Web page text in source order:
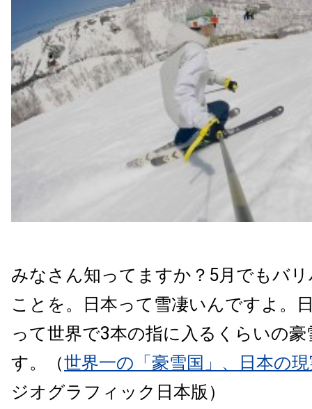
みなさん知ってますか？5月でもバ
ことを。日本って雪凄いんですよ。
って世界で3本の指に入るくらいの
す。（世界一の「豪雪国」、日本の
ジオグラフィック日本版）